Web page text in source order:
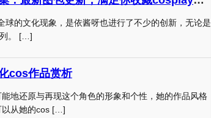
球的文化现象，是依酱呀也进行了不少的创新，无论是
列。 […]
cos作品赏析
地还原与再现这个角色的形象和个性，她的作品风格
以从她的cos […]